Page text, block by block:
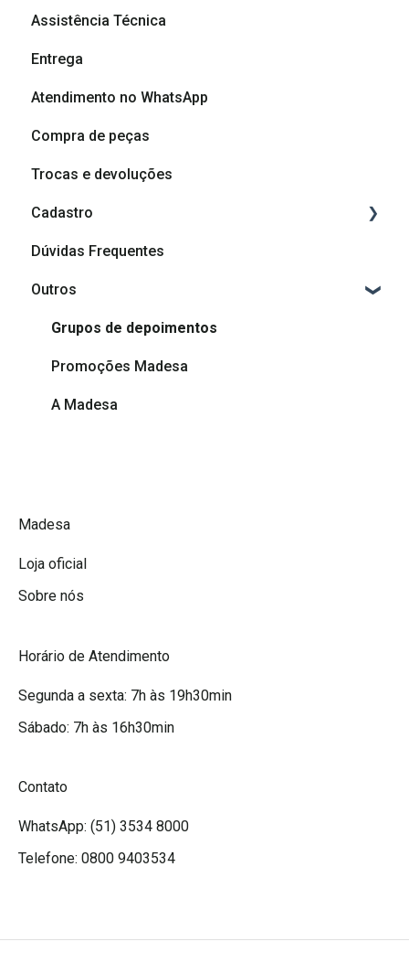
Vídeos de Dicas de Montagem
Dicas e cuidados com seu móvel
Dúvidas sobre produtos
Formas de pagamento
Assistência Técnica
Entrega
Atendimento no WhatsApp
Compra de peças
Trocas e devoluções
Cadastro
Cadastro
Afiliação Madesa
Dúvidas Frequentes
Outros
Grupos de depoimentos
Promoções Madesa
A Madesa
Madesa
Loja oficial
Sobre nós
Horário de Atendimento
Segunda a sexta: 7h às 19h30min
Sábado: 7h às 16h30min
Contato
WhatsApp: (51) 3534 8000
Telefone: 0800 9403534